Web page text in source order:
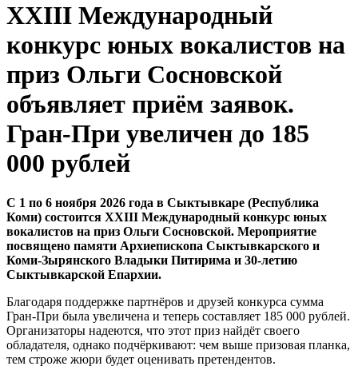
XXIII Международный
конкурс юных вокалистов на
приз Ольги Сосновской
объявляет приём заявок.
Гран-При увеличен до 185
000 рублей
С 1 по 6 ноября 2026 года в Сыктывкаре (Республика
Коми) состоится XXIII Международный конкурс юных
вокалистов на приз Ольги Сосновской. Мероприятие
посвящено памяти Архиепископа Сыктывкарского и
Коми-Зырянского Владыки Питирима и 30-летию
Сыктывкарской Епархии.
Благодаря поддержке партнёров и друзей конкурса сумма
Гран-При была увеличена и теперь составляет 185 000 рублей.
Организаторы надеются, что этот приз найдёт своего
обладателя, однако подчёркивают: чем выше призовая планка,
тем строже жюри будет оценивать претендентов.